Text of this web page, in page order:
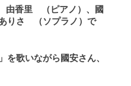
香里 （ピアノ）、國
りさ （ソプラノ）で
歌いながら國安さん、